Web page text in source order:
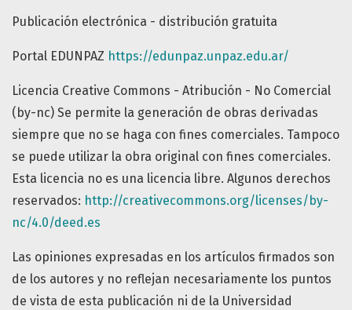
Publicación electrónica - distribución gratuita
Portal EDUNPAZ https://edunpaz.unpaz.edu.ar/
Licencia Creative Commons - Atribución - No Comercial
(by-nc) Se permite la generación de obras derivadas
siempre que no se haga con fines comerciales. Tampoco
se puede utilizar la obra original con fines comerciales.
Esta licencia no es una licencia libre. Algunos derechos
reservados: http://creativecommons.org/licenses/by-
nc/4.0/deed.es
Las opiniones expresadas en los artículos firmados son
de los autores y no reflejan necesariamente los puntos
de vista de esta publicación ni de la Universidad